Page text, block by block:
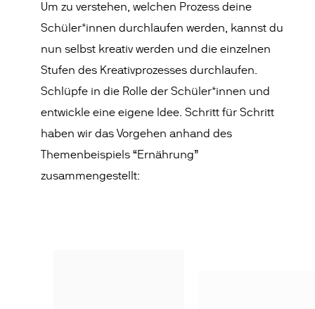
Um zu verstehen, welchen Prozess deine
Schüler*innen durchlaufen werden, kannst du
nun selbst kreativ werden und die einzelnen
Stufen des Kreativprozesses durchlaufen.
Schlüpfe in die Rolle der Schüler*innen und
entwickle eine eigene Idee. Schritt für Schritt
haben wir das Vorgehen anhand des
Themenbeispiels “Ernährung”
zusammengestellt: